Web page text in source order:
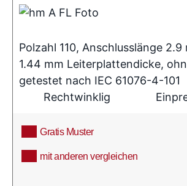
Polzahl 110, Anschlusslänge
1.44 mm Leiterplattendicke,
getestet nach IEC 61076-4-101
Rechtwinklig
Gratis Muster
mit anderen vergleichen